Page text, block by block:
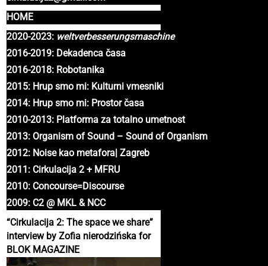
HOME
2020-2023: weltverbesserungsmaschine
2016-2019: Dekadenca časa
2016-2018: Robotanika
2015: Hrup smo mi: Kulturni vmesniki
2014: Hrup smo mi: Prostor časa
2010-2013: Platforma za totalno umetnost
2013: Organism of Sound – Sound of Organism
2012: Noise kao metafora| Zagreb
2011: Cirkulacija 2 + MFRU
2010: Concourse=Discourse
2009: C2 @ MKL & NCC
“Cirkulacija 2: The space we share”
interview by Zofia nierodzińska for
BLOK MAGAZINE